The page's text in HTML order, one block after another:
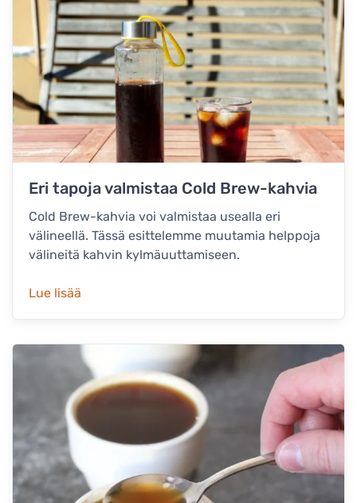
Eri tapoja valmistaa Cold Brew-kahvia
Cold Brew-kahvia voi valmistaa usealla eri
välineellä. Tässä esittelemme muutamia helppoja
välineitä kahvin kylmäuuttamiseen.
Lue lisää